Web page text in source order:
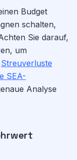
Budget
schalten,
Sie darauf,
um
Streuverluste
SEA-
Analyse